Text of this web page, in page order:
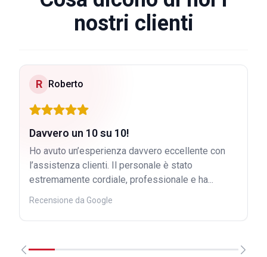
nostri clienti
R Roberto
Davvero un 10 su 10!
Ho avuto un’esperienza davvero eccellente con
l’assistenza clienti. Il personale è stato
estremamente cordiale, professionale e ha...
Recensione da Google